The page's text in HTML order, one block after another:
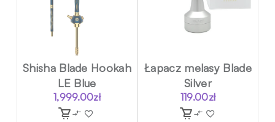
Shisha Blade Hookah
LE Blue
1,999.00zł
Łapacz melasy Blade
Silver
119.00zł